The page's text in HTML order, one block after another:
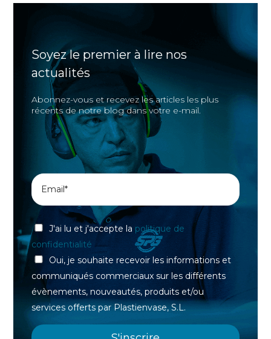
Soyez le premier à lire nos
actualités
Abonnez-vous et recevez les articles les plus
récents de notre blog dans votre e-mail.
J'ai lu et j'accepte la politique de
confidentialité
Oui, je souhaite recevoir les informations et
communiqués commerciaux sur les différents
évènements, nouveautés, produits et/ou
services offerts par Plastienvase, S.L.